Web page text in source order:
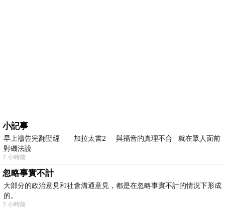
小記事
早上禱告完翻聖經 加拉太書2 與福音的真理不合 就在眾人面前
對磯法說
7 小時前
忽略事實不計
大部分的政治意見和社會溝通意見，都是在忽略事實不計的情況下形成
的。
7 小時前